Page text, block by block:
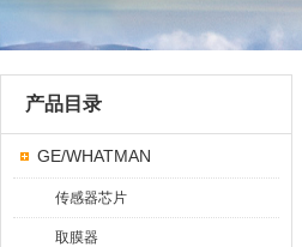
产品目录
GE/WHATMAN
传感器芯片
取膜器